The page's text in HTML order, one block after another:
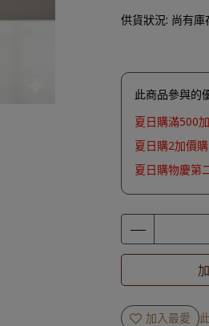
供貨狀況: 尚有庫
此商品參與的
夏日購滿500
夏日購2加價購
夏日購物慶第
加入最愛